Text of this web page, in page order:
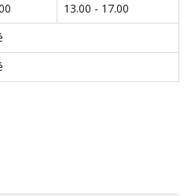
13.00 - 17.00